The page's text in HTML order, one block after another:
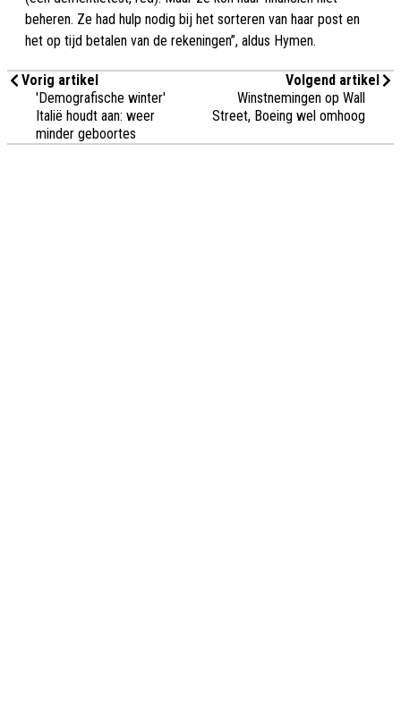
beheren. Ze had hulp nodig bij het sorteren van haar post en
het op tijd betalen van de rekeningen”, aldus Hymen.
Vorig artikel
'Demografische winter'
Italië houdt aan: weer
minder geboortes
Volgend artikel
Winstnemingen op Wall
Street, Boeing wel omhoog